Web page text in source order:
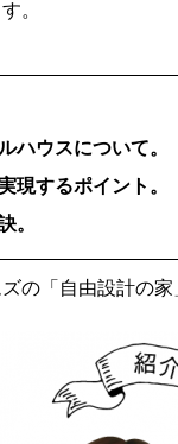
。
ハウスについて。
現するポイント。
。
の「自由設計の